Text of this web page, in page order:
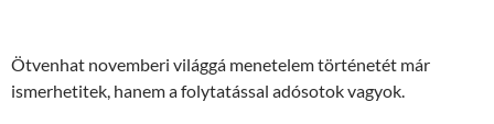
Ötvenhat novemberi világgá menetelem történetét már
ismerhetitek, hanem a folytatással adósotok vagyok.